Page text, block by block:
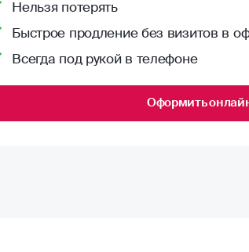
Нельзя потерять
Быстрое продление без визитов в
Всегда под рукой в телефоне
Оформить